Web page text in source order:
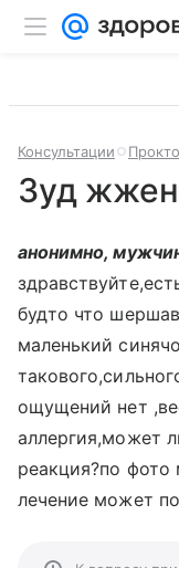
Консультации
Зуд
анонимно,
будто что
маленький
ощущений нет
аллергия,может
реакция?по фото
лечение может